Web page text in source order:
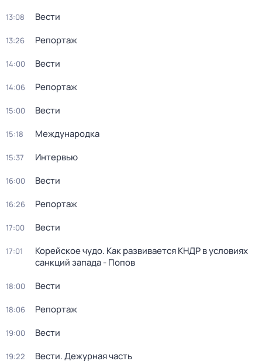
13:08 Вести
13:26 Репортаж
14:00 Вести
14:06 Репортаж
15:00 Вести
15:18 Международка
15:37 Интервью
16:00 Вести
16:26 Репортаж
17:00 Вести
17:01
Корейское чудо. Как развивается КНДР в условиях
санкций запада - Попов
18:00 Вести
18:06 Репортаж
19:00 Вести
19:22 Вести. Дежурная часть